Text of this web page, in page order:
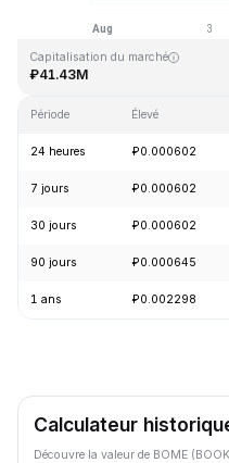
₽0.026889
Capitalisation du marché
₽41.43M
Période Élevé
24 heures ₽0.000602
7 jours ₽0.000602
30 jours ₽0.000602
90 jours ₽0.000645
1 ans ₽0.002298
Calculateur
Découvre la valeur de BOME